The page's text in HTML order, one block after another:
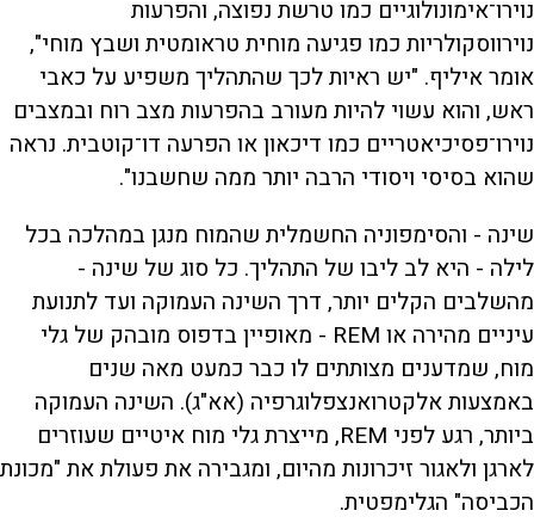
נוירו־אימונולוגיים כמו טרשת נפוצה, והפרעות
נוירווסקולריות כמו פגיעה מוחית טראומטית ושבץ מוחי",
אומר איליף. "יש ראיות לכך שהתהליך משפיע על כאבי
ראש, והוא עשוי להיות מעורב בהפרעות מצב רוח ובמצבים
נוירו־פסיכיאטריים כמו דיכאון או הפרעה דו־קוטבית. נראה
שהוא בסיסי ויסודי הרבה יותר ממה שחשבנו".
שינה - והסימפוניה החשמלית שהמוח מנגן במהלכה בכל
לילה - היא לב ליבו של התהליך. כל סוג של שינה -
מהשלבים הקלים יותר, דרך השינה העמוקה ועד לתנועת
עיניים מהירה או REM - מאופיין בדפוס מובהק של גלי
מוח, שמדענים מצותתים לו כבר כמעט מאה שנים
באמצעות אלקטרואנצפלוגרפיה (אא"ג). השינה העמוקה
ביותר, רגע לפני REM, מייצרת גלי מוח איטיים שעוזרים
לארגן ולאגור זיכרונות מהיום, ומגבירה את פעולת את "מכונת
הכביסה" הגלימפטית.